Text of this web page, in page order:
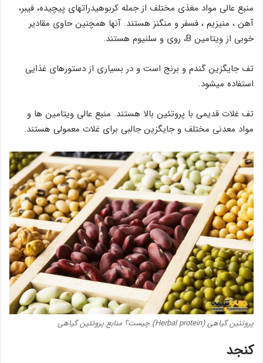
منبع عالی مواد مغذی مختلف از جمله کربوهیدراتهای پیچیده، فیبر،
آهن ، منیزیم ، فسفر و منگنز هستند. آنها همچنین حاوی مقادیر
خوبی از ویتامین B، روی و سلنیوم هستند.
تف جایگزین گندم و برنج است و در بسیاری از دستورهای غذایی
استفاده میشود.
تف غلات قدیمی با پروتئین بالا هستند. منبع عالی ویتامین ها و
مواد معدنی مختلف و جایگزین جالبی برای غلات معمولی هستند.
پروتئین گیاهی (Herbal protein) چیست؟ منابع پروتئین گیاهی
کنجد